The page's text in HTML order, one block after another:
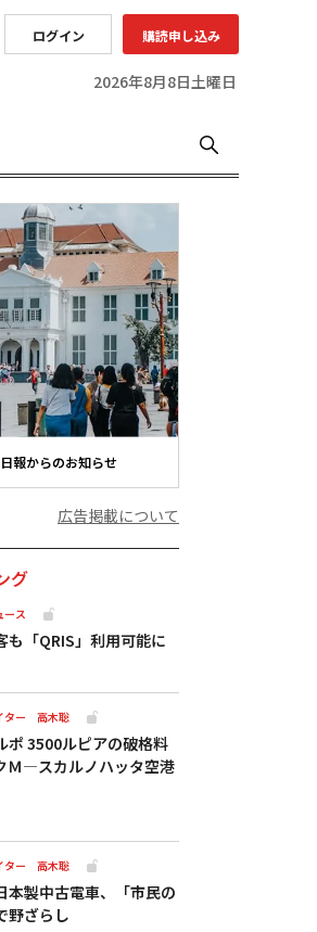
ログイン 購読申し込み
2026年8月8日土曜日
報からのお知らせ
広告掲載について
グ
ース
も「QRIS」利用可能に
ター 高木聡
ポ 3500ルピアの破格料
Ｍ―スカルノハッタ空港
ター 高木聡
本製中古電車、「市民の
野ざらし